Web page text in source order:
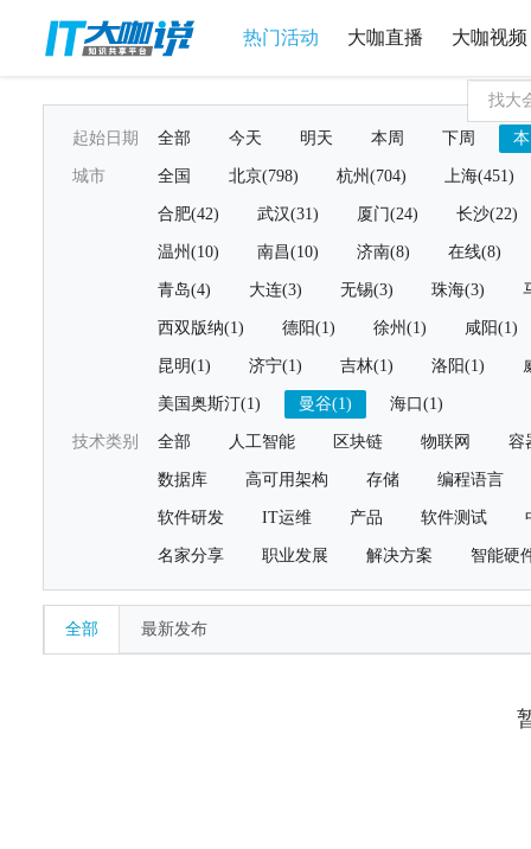
热门活动 大咖直播 大咖视频
起始日期 全部 今天 明天 本周 下周
城市 全国 北京(798) 杭州(704) 上海(451)
合肥(42) 武汉(31) 厦门(24) 长沙(22)
温州(10) 南昌(10) 济南(8) 在线(8)
青岛(4) 大连(3) 无锡(3) 珠海(3)
西双版纳(1) 德阳(1) 徐州(1) 咸阳(1)
昆明(1) 济宁(1) 吉林(1) 洛阳(1)
美国奥斯汀(1) 曼谷(1) 海口(1)
技术类别 全部 人工智能 区块链 物联网 容
数据库 高可用架构 存储 编程语言
软件研发 IT运维 产品 软件测试
名家分享 职业发展 解决方案 智能硬
全部 最新发布